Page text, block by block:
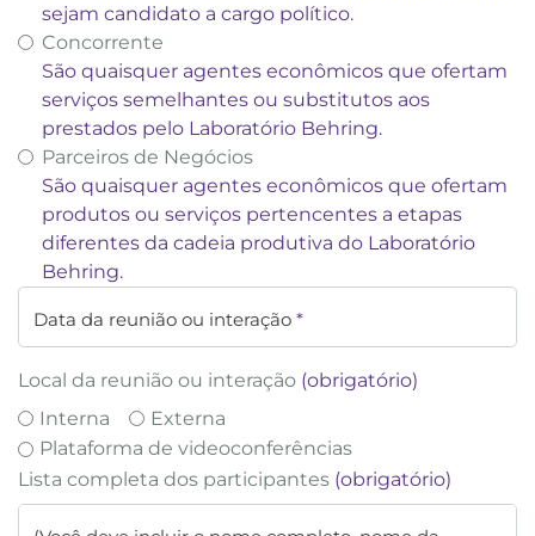
sejam candidato a cargo político.
Concorrente
São quaisquer agentes econômicos que ofertam
serviços semelhantes ou substitutos aos
prestados pelo Laboratório Behring.
Parceiros de Negócios
São quaisquer agentes econômicos que ofertam
produtos ou serviços pertencentes a etapas
diferentes da cadeia produtiva do Laboratório
Behring.
Data da reunião ou interação *
Local da reunião ou interação (obrigatório)
Interna
Externa
Plataforma de videoconferências
Lista completa dos participantes (obrigatório)